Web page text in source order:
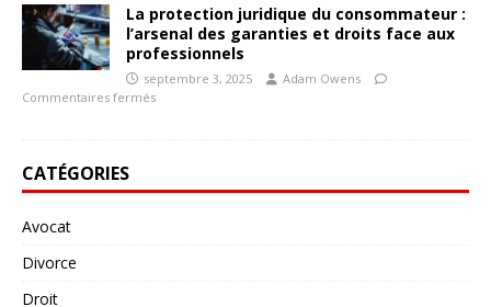
La protection juridique du consommateur :
l’arsenal des garanties et droits face aux
professionnels
septembre 3, 2025
Adam Owens
Commentaires fermés
CATÉGORIES
Avocat
Divorce
Droit